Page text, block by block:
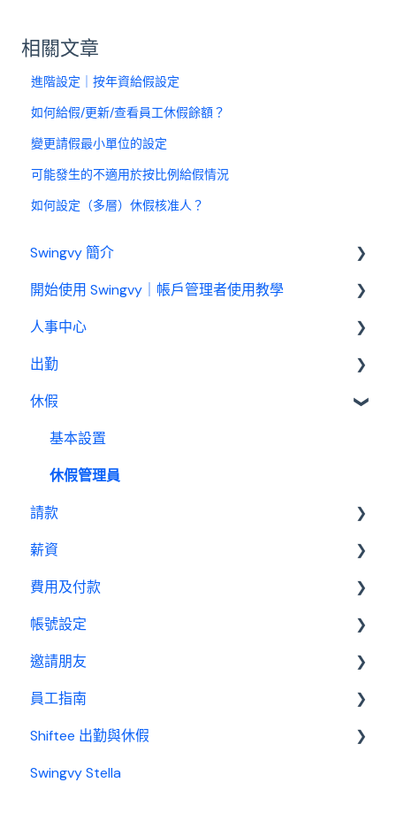
相關文章
進階設定｜按年資給假設定
如何給假/更新/查看員工休假餘額？
變更請假最小單位的設定
可能發生的不適用於按比例給假情況
如何設定（多層）休假核准人？
Swingvy 簡介
認識 Swingvy
開始使用 Swingvy｜帳戶管理者使用教學
Swingvy 新手教學｜所有你需要的教學影片都在
人事中心
人員
公告
行事曆
績效管理
設定
報表
出勤
基本設定
出勤管理者
我是員工
休假
基本設置
休假管理員
請款
請款管理員
薪資
基本設置
薪資管理員
費用及付款
訂閱相關
費用及付款
帳號設定
管理設定
邀請朋友
邀請制度
員工指南
開始使用
基本設置
Shiftee 出勤與休假
Swingvy x Shiftee 新手教學｜全方位排班系統看完
Swingvy Stella